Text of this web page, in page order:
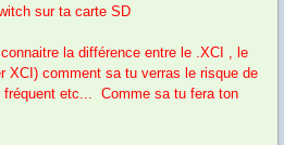
sur ta carte SD
la différence entre le .XCI , le
XCI) comment sa tu verras le risque de
fréquent etc... Comme sa tu fera ton